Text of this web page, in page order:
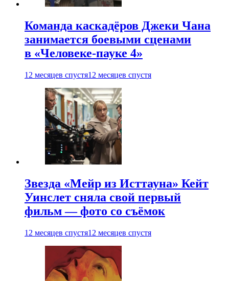
Команда каскадёров Джеки Чана
занимается боевыми сценами
в «Человеке-пауке 4»
12 месяцев спустя12 месяцев спустя
Звезда «Мейр из Исттауна» Кейт
Уинслет сняла свой первый
фильм — фото со съёмок
12 месяцев спустя12 месяцев спустя